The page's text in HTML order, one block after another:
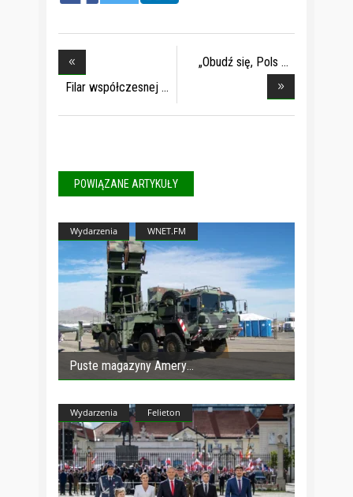
Filar współczesnej
„Obudź się, Pols
POWIĄZANE ARTYKUŁY
Wydarzenia WNET.FM
Puste magazyny Amery
Wydarzenia Felieton